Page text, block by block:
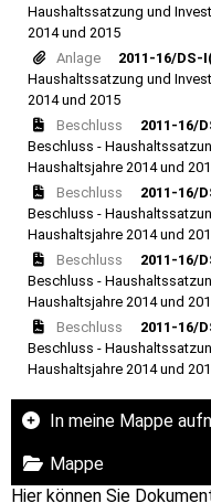
Haushaltssatzung und
2014 und 2015
Anlage
2011-16/DS-
Haushaltssatzung und
2014 und 2015
Beschluss
2011-16/
Beschluss -
Haushaltsjahre 2014 und
Beschluss
2011-16/
Beschluss -
Haushaltsjahre 2014 und
Beschluss
2011-16/
Beschluss -
Haushaltsjahre 2014 und
Beschluss
2011-16/
Beschluss -
Haushaltsjahre 2014 und
In meine Mappe
Mappe
Hier können Sie